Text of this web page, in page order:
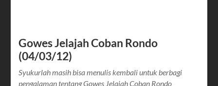
Gowes Jelajah Coban Rondo
(04/03/12)
Syukurlah masih bisa menulis kembali untuk berbagi
pengalaman tentang Gowes Jelajah Coban Rondo